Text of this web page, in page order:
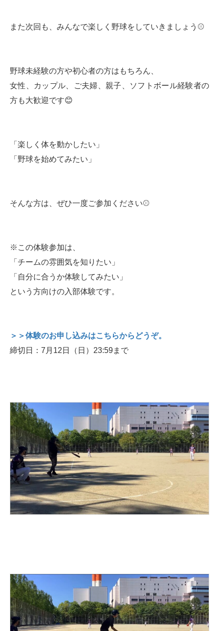
また次回も、みんなで楽しく野球をしていきましょう⚾️
野球未経験の方や初心者の方はもちろん、
女性、カップル、ご夫婦、親子、ソフトボール経験者の
方も大歓迎です😊
「楽しく体を動かしたい」
「野球を始めてみたい」
そんな方は、ぜひ一度ご参加ください⚾️
※この体験参加は、
「チームの雰囲気を知りたい」
「自分に合うか体験してみたい」
という方向けの入部体験です。
＞＞体験のお申し込みはこちらからどうぞ。
締切日：7月12日（日）23:59まで